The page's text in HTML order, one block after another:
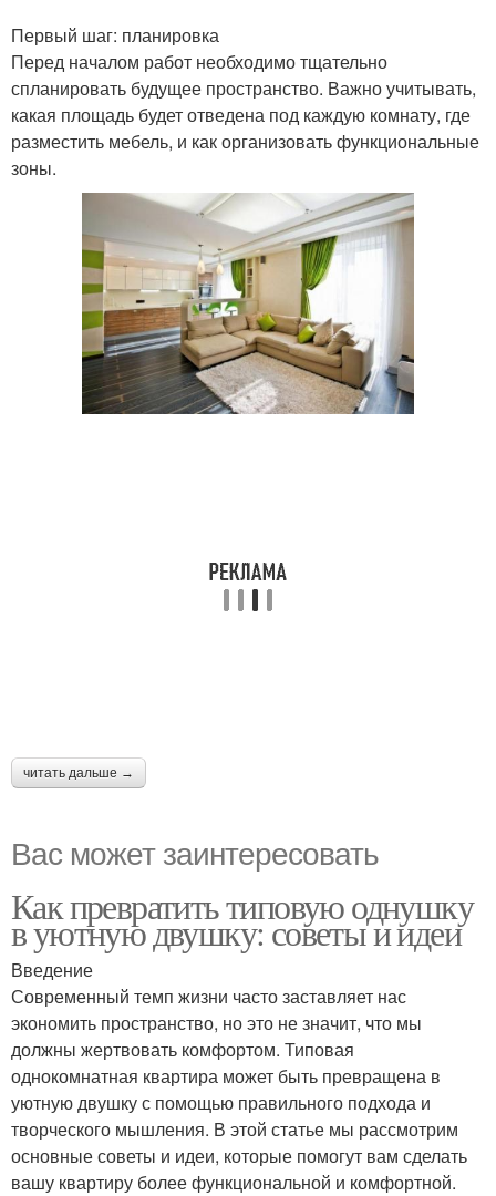
Первый шаг: планировка
Перед началом работ необходимо тщательно
спланировать будущее пространство. Важно учитывать,
какая площадь будет отведена под каждую комнату, где
разместить мебель, и как организовать функциональные
зоны.
читать дальше →
Вас может заинтересовать
Как превратить типовую однушку
в уютную двушку: советы и идеи
Введение
Современный темп жизни часто заставляет нас
экономить пространство, но это не значит, что мы
должны жертвовать комфортом. Типовая
однокомнатная квартира может быть превращена в
уютную двушку с помощью правильного подхода и
творческого мышления. В этой статье мы рассмотрим
основные советы и идеи, которые помогут вам сделать
вашу квартиру более функциональной и комфортной.